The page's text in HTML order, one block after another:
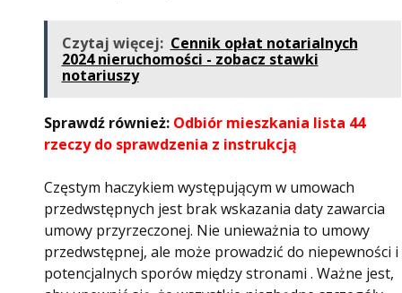
Czytaj więcej: Cennik opłat notarialnych
2024 nieruchomości - zobacz stawki
notariuszy
Sprawdź również: Odbiór mieszkania lista 44
rzeczy do sprawdzenia z instrukcją
Częstym haczykiem występującym w umowach
przedwstępnych jest brak wskazania daty zawarcia
umowy przyrzeczonej. Nie unieważnia to umowy
przedwstępnej, ale może prowadzić do niepewności i
potencjalnych sporów między stronami . Ważne jest,